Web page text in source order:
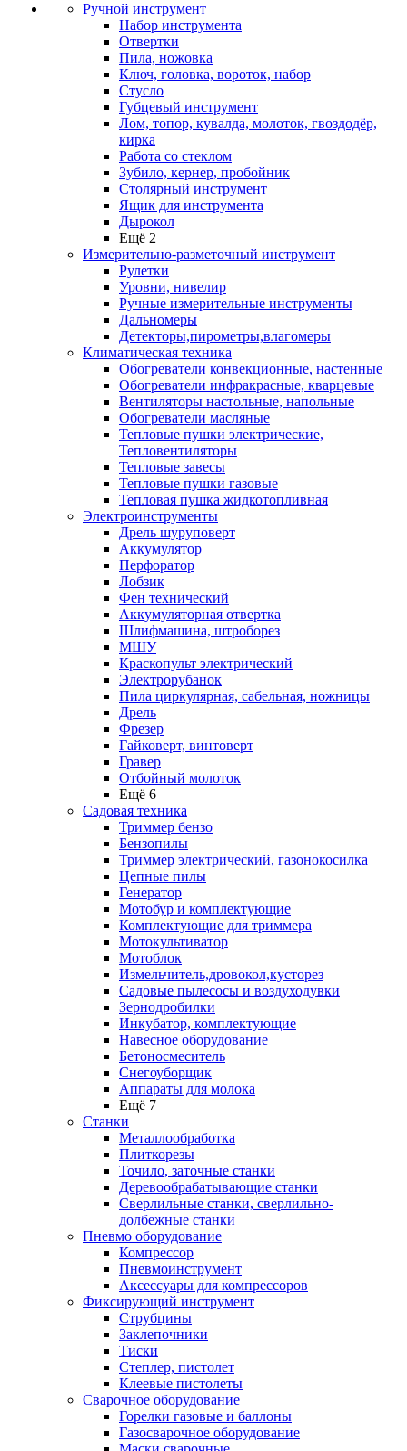
Ручной инструмент
Набор инструмента
Отвертки
Пила, ножовка
Ключ, головка, вороток, набор
Стусло
Губцевый инструмент
Лом, топор, кувалда, молоток, гвоздодёр,
кирка
Работа со стеклом
Зубило, кернер, пробойник
Столярный инструмент
Ящик для инструмента
Дырокол
Ещё 2
Измерительно-разметочный инструмент
Рулетки
Уровни, нивелир
Ручные измерительные инструменты
Дальномеры
Детекторы,пирометры,влагомеры
Климатическая техника
Обогреватели конвекционные, настенные
Обогреватели инфракрасные, кварцевые
Вентиляторы настольные, напольные
Обогреватели масляные
Тепловые пушки электрические,
Тепловентиляторы
Тепловые завесы
Тепловые пушки газовые
Тепловая пушка жидкотопливная
Электроинструменты
Дрель шуруповерт
Аккумулятор
Перфоратор
Лобзик
Фен технический
Аккумуляторная отвертка
Шлифмашина, штроборез
МШУ
Краскопульт электрический
Электрорубанок
Пила циркулярная, сабельная, ножницы
Дрель
Фрезер
Гайковерт, винтоверт
Гравер
Отбойный молоток
Ещё 6
Садовая техника
Триммер бензо
Бензопилы
Триммер электрический, газонокосилка
Цепные пилы
Генератор
Мотобур и комплектующие
Комплектующие для триммера
Мотокультиватор
Мотоблок
Измельчитель,дровокол,кусторез
Садовые пылесосы и воздуходувки
Зернодробилки
Инкубатор, комплектующие
Навесное оборудование
Бетоносмеситель
Снегоуборщик
Аппараты для молока
Ещё 7
Станки
Металлообработка
Плиткорезы
Точило, заточные станки
Деревообрабатывающие станки
Сверлильные станки, сверлильно-
долбежные станки
Пневмо оборудование
Компрессор
Пневмоинструмент
Аксессуары для компрессоров
Фиксирующий инструмент
Струбцины
Заклепочники
Тиски
Степлер, пистолет
Клеевые пистолеты
Сварочное оборудование
Горелки газовые и баллоны
Газосварочное оборудование